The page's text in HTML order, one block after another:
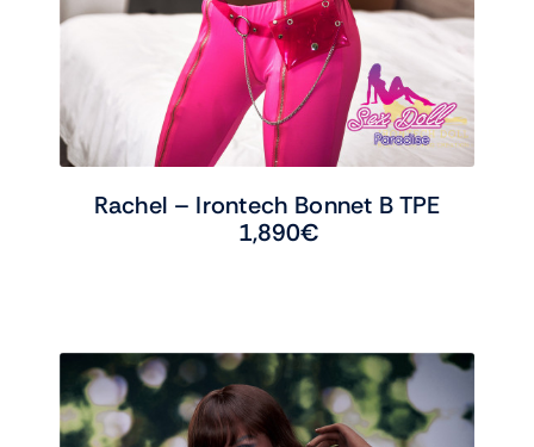
Rachel – Irontech Bonnet B TPE
1,890€